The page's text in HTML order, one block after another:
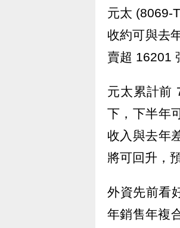
元太 (8069-
收約可與去
賣超 16201
元太累計前
下，下半年
收入與去年
將可回升，
外資先前看
年銷售年複